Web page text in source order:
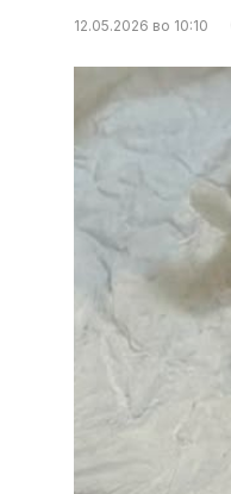
12.05.2026 во 10:10